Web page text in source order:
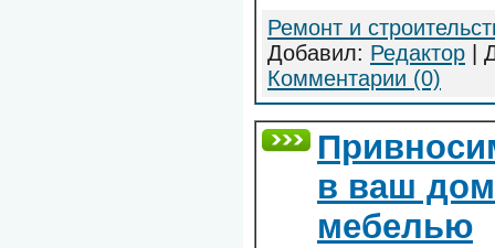
Ремонт и
Добавил: Редактор |
Комментарии (0)
в ваш дом
мебелью